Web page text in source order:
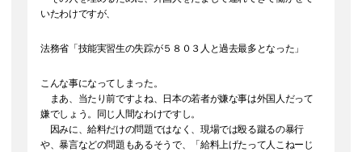
いたわけですが、
法務省「技能実習生の失踪が５８０３人と過去最多となった」
こんな事になってしまった。
まあ、当たり前ですよね、日本の若者が嫌な事は外国人だって
嫌でしょう。同じ人間なわけですし。
因みに、給料だけの問題ではなく、現場では殴る蹴るの暴行
や、暴言などの問題もあるそうで、「給料上げたって人こねーじ